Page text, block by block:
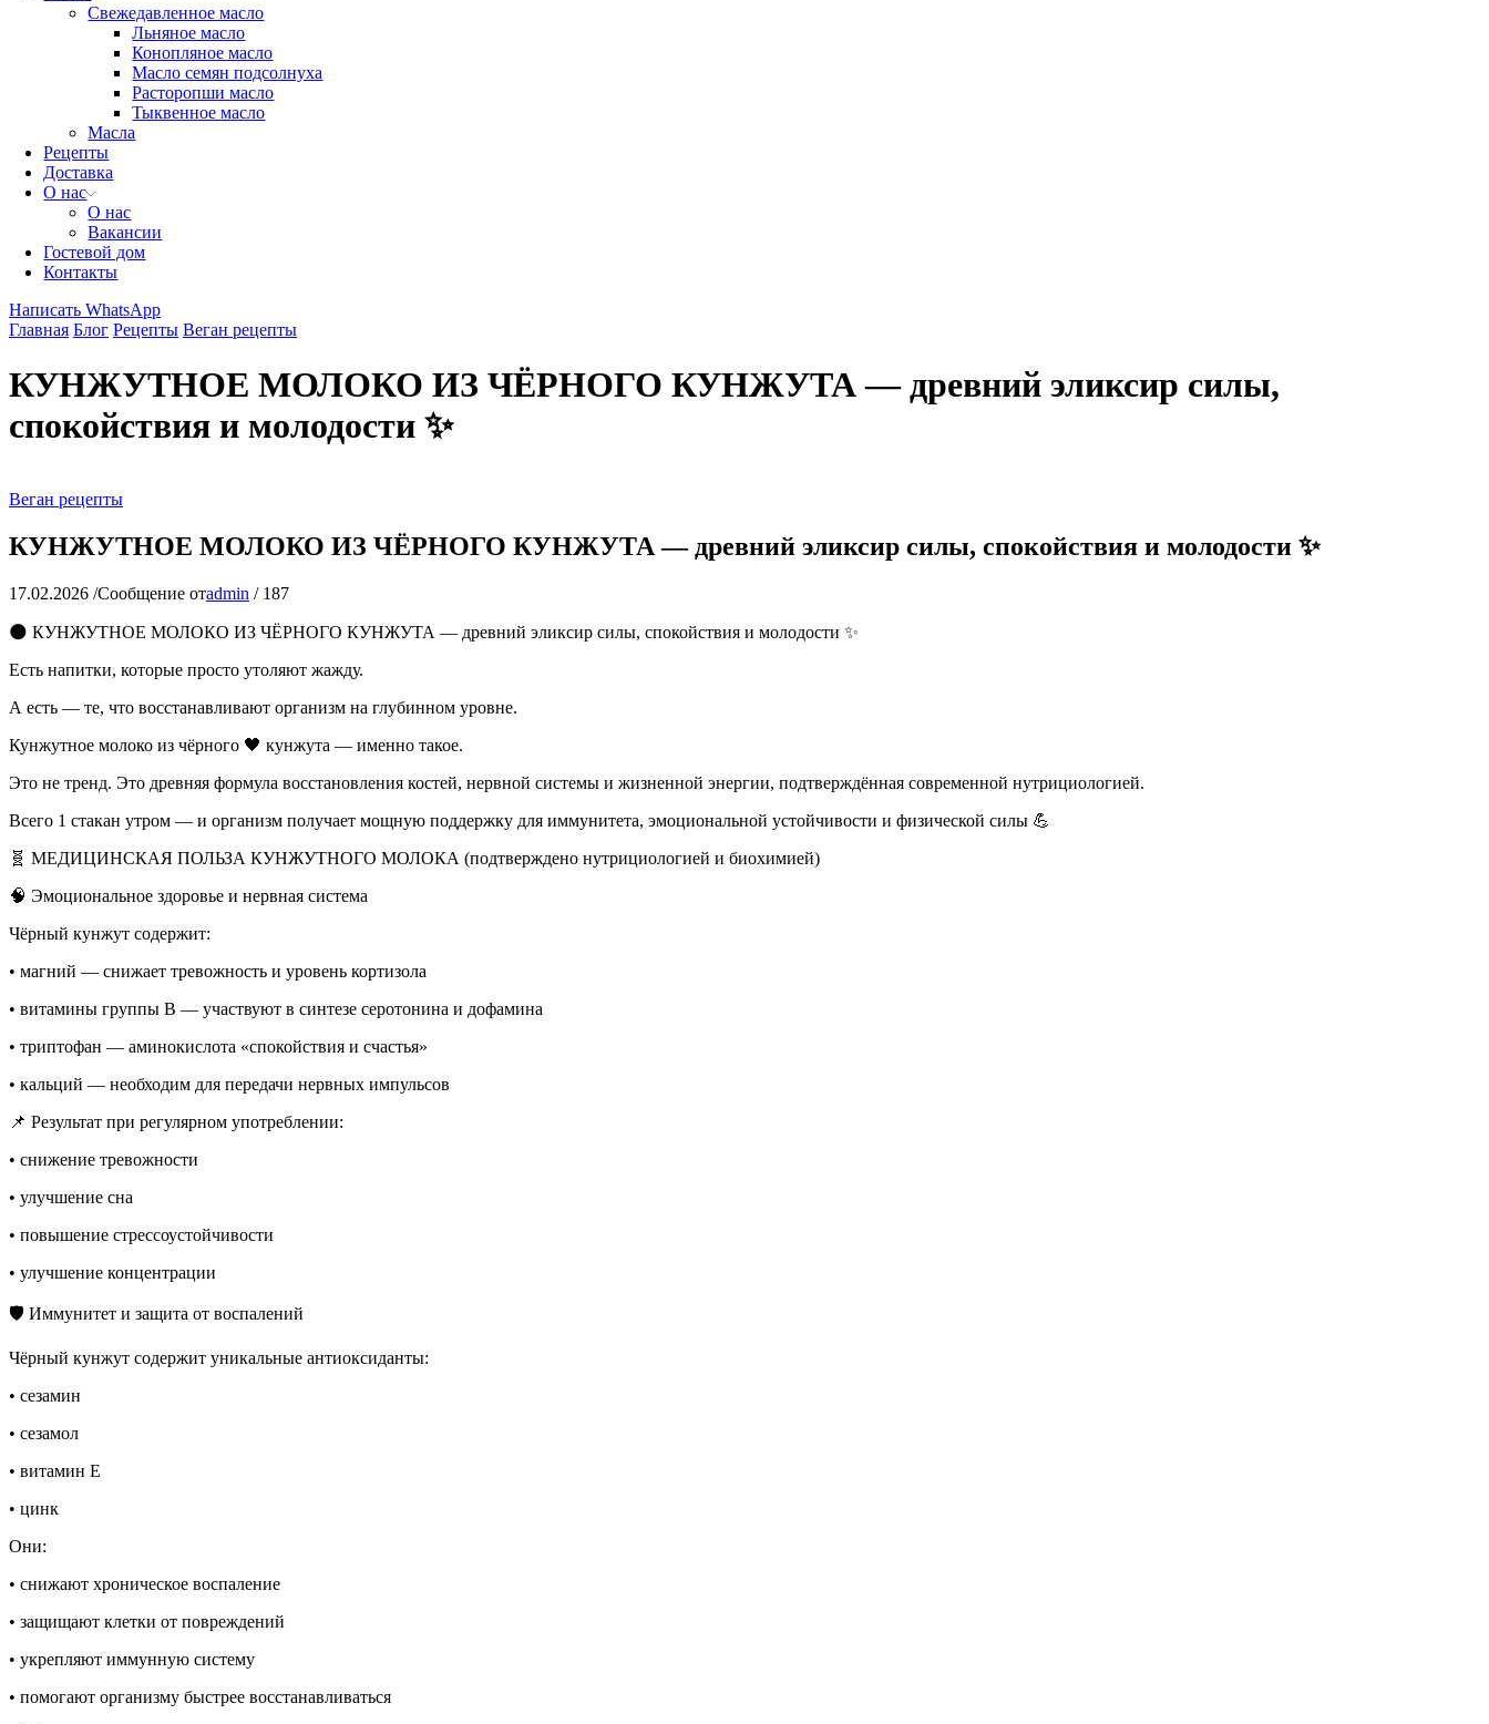
Свежедавленное масло
Льняное масло
Конопляное масло
Масло семян подсолнуха
Расторопши масло
Тыквенное масло
Масла
Рецепты
Доставка
О нас
О нас
Вакансии
Гостевой дом
Контакты
Написать WhatsApp
Главная Блог Рецепты Веган рецепты
КУНЖУТНОЕ МОЛОКО ИЗ ЧЁРНОГО КУНЖУТА — древний эликсир силы,
спокойствия и молодости ✨
Веган рецепты
КУНЖУТНОЕ МОЛОКО ИЗ ЧЁРНОГО КУНЖУТА — древний эликсир силы, спокойствия и молодости ✨
17.02.2026 /Сообщение отadmin / 187
🌑 КУНЖУТНОЕ МОЛОКО ИЗ ЧЁРНОГО КУНЖУТА — древний эликсир силы, спокойствия и молодости ✨
Есть напитки, которые просто утоляют жажду.
А есть — те, что восстанавливают организм на глубинном уровне.
Кунжутное молоко из чёрного 🖤 кунжута — именно такое.
Это не тренд. Это древняя формула восстановления костей, нервной системы и жизненной энергии, подтверждённая современной нутрициологией.
Всего 1 стакан утром — и организм получает мощную поддержку для иммунитета, эмоциональной устойчивости и физической силы 💪
🧬 МЕДИЦИНСКАЯ ПОЛЬЗА КУНЖУТНОГО МОЛОКА (подтверждено нутрициологией и биохимией)
🧠 Эмоциональное здоровье и нервная система
Чёрный кунжут содержит:
• магний — снижает тревожность и уровень кортизола
• витамины группы B — участвуют в синтезе серотонина и дофамина
• триптофан — аминокислота «спокойствия и счастья»
• кальций — необходим для передачи нервных импульсов
📌 Результат при регулярном употреблении:
• снижение тревожности
• улучшение сна
• повышение стрессоустойчивости
• улучшение концентрации
🛡️ Иммунитет и защита от воспалений
Чёрный кунжут содержит уникальные антиоксиданты:
• сезамин
• сезамол
• витамин Е
• цинк
Они:
• снижают хроническое воспаление
• защищают клетки от повреждений
• укрепляют иммунную систему
• помогают организму быстрее восстанавливаться